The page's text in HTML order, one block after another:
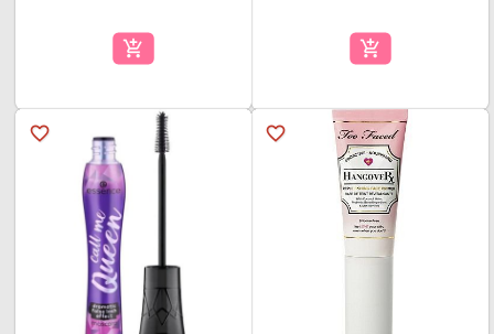
add_shopping_cart
add_shopping_cart
favorite_border
favorite_border